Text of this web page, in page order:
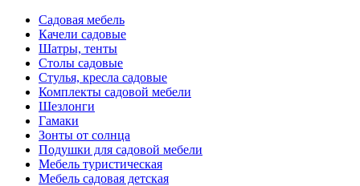
Садовая мебель
Качели садовые
Шатры, тенты
Столы садовые
Стулья, кресла садовые
Комплекты садовой мебели
Шезлонги
Гамаки
Зонты от солнца
Подушки для садовой мебели
Мебель туристическая
Мебель садовая детская